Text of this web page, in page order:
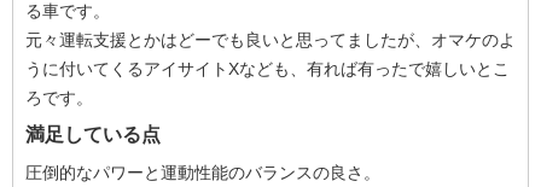
る車です。
元々運転支援とかはどーでも良いと思ってましたが、オマケのよ
うに付いてくるアイサイトXなども、有れば有ったで嬉しいとこ
ろです。
満足している点
圧倒的なパワーと運動性能のバランスの良さ。